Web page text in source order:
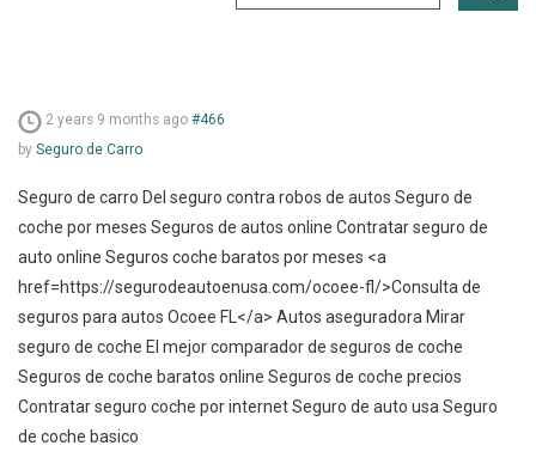
2 years 9 months ago #466
by Seguro de Carro
Seguro de carro Del seguro contra robos de autos Seguro de
coche por meses Seguros de autos online Contratar seguro de
auto online Seguros coche baratos por meses <a
href=https://segurodeautoenusa.com/ocoee-fl/>Consulta de
seguros para autos Ocoee FL</a> Autos aseguradora Mirar
seguro de coche El mejor comparador de seguros de coche
Seguros de coche baratos online Seguros de coche precios
Contratar seguro coche por internet Seguro de auto usa Seguro
de coche basico